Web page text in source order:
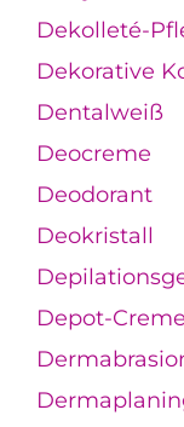
Dekolleté-
Dekorative
Dentalweiß
Deocreme
Deodorant
Deokristall
Depot-Creme